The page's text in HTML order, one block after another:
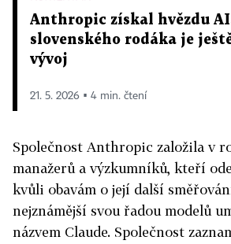
Anthropic získal hvězdu
slovenského rodáka je
vývoj
21. 5. 2026 ▪ 4 min. čtení
Společnost Anthropic založila v
manažerů a výzkumníků, kteří
kvůli obavám o její další
nejznámější svou řadou modelů
názvem Claude. Společnost